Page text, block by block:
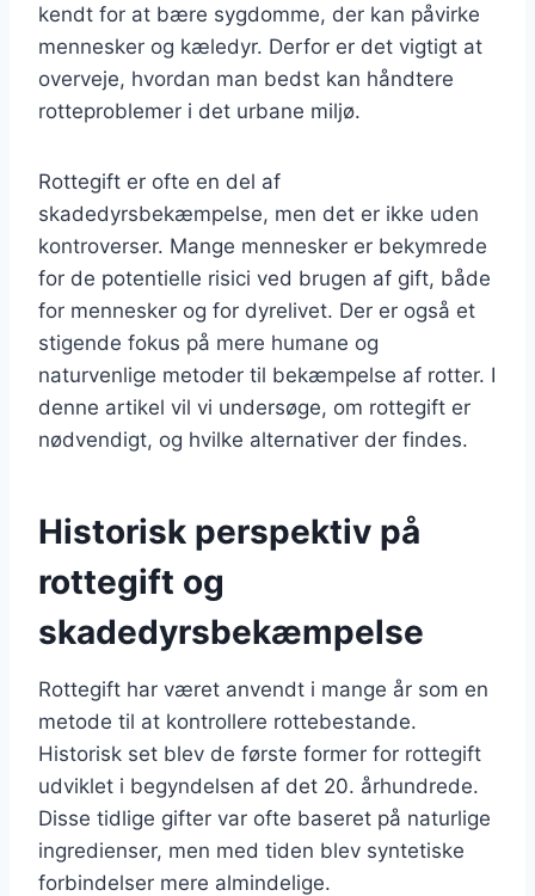
kendt for at bære sygdomme, der kan påvirke
mennesker og kæledyr. Derfor er det vigtigt at
overveje, hvordan man bedst kan håndtere
rotteproblemer i det urbane miljø.
Rottegift er ofte en del af
skadedyrsbekæmpelse, men det er ikke uden
kontroverser. Mange mennesker er bekymrede
for de potentielle risici ved brugen af gift, både
for mennesker og for dyrelivet. Der er også et
stigende fokus på mere humane og
naturvenlige metoder til bekæmpelse af rotter. I
denne artikel vil vi undersøge, om rottegift er
nødvendigt, og hvilke alternativer der findes.
Historisk perspektiv på
rottegift og
skadedyrsbekæmpelse
Rottegift har været anvendt i mange år som en
metode til at kontrollere rottebestande.
Historisk set blev de første former for rottegift
udviklet i begyndelsen af det 20. århundrede.
Disse tidlige gifter var ofte baseret på naturlige
ingredienser, men med tiden blev syntetiske
forbindelser mere almindelige.